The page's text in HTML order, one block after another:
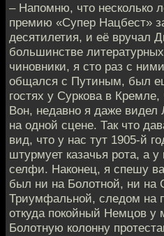
– Напомню, что несколько
премию «Супер Нацбест»
десятилетия, и её вручал
большинстве
чиновники, я сто раз с
общался с Путиным, был
гостях у Суркова в
Вон, недавно я даже
на одной сцене. Так что
вид, что у нас тут 1905-й
штурмует казачья рота, а
селфи. Наконец, я спешу
был ни на Болотной, ни на
Триумфальной, следом на
откуда покойный Немцов у
Болотную колонну